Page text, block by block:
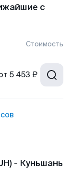
с
Стоимость
5 453 ₽
- Куньшань